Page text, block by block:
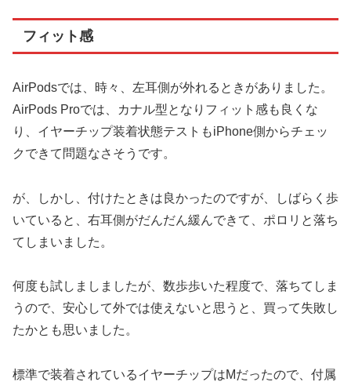
フィット感
AirPodsでは、時々、左耳側が外れるときがありました。
AirPods Proでは、カナル型となりフィット感も良くな
り、イヤーチップ装着状態テストもiPhone側からチェッ
クできて問題なさそうです。
が、しかし、付けたときは良かったのですが、しばらく歩
いていると、右耳側がだんだん緩んできて、ポロリと落ち
てしまいました。
何度も試しましましたが、数歩歩いた程度で、落ちてしま
うので、安心して外では使えないと思うと、買って失敗し
たかとも思いました。
標準で装着されているイヤーチップはMだったので、付属